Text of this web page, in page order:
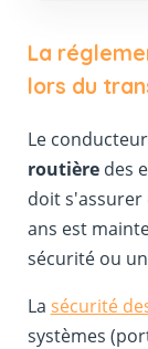
La
lors du
Le
routièredes
doit s'assurer
ans est
sécurité ou
La sécurité
systèmes